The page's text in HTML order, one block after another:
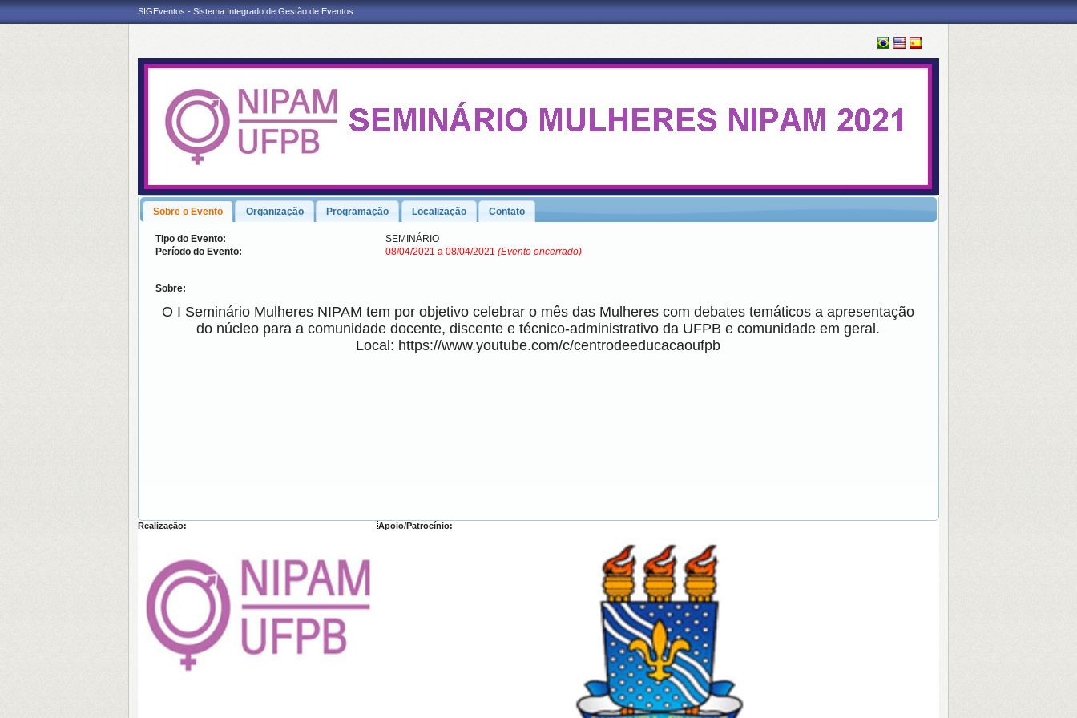
SIGEventos - Sistema Integrado de Gestão de Eventos
Sobre o Evento Organização Programação Localização Contato
Tipo do Evento:
SEMINÁRIO
Período do Evento:
08/04/2021 a 08/04/2021(Evento encerrado)
Sobre:
O I Seminário Mulheres NIPAM tem por objetivo celebrar o mês das Mulheres com debates temáticos a apresentação
do núcleo para a comunidade docente, discente e técnico-administrativo da UFPB e comunidade em geral.
Local: https://www.youtube.com/c/centrodeeducacaoufpb
Realização: Apoio/Patrocínio: